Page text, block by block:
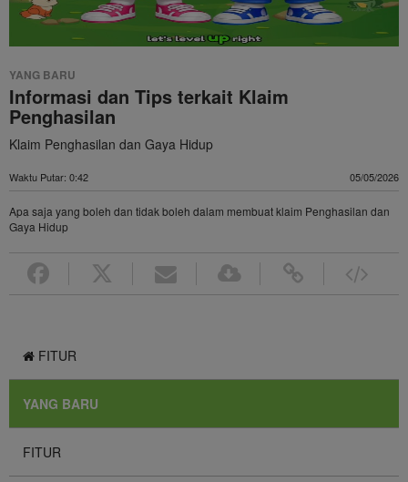
YANG BARU
Informasi dan Tips terkait Klaim
Penghasilan
Klaim Penghasilan dan Gaya Hidup
Waktu Putar: 0:42 05/05/2026
Apa saja yang boleh dan tidak boleh dalam membuat klaim Penghasilan dan
Gaya Hidup
FITUR
YANG BARU
FITUR